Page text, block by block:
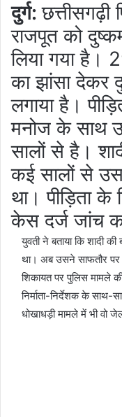
दुर्ग:
राजपूत को
लिया गया है।
का झांसा देकर
लगाया है।
मनोज के साथ
सालों से है।
कई सालों से
था। पीड़िता
केस दर्ज जांच
युवती ने बताया कि शादी
था। अब उसने साफतौर पर
शिकायत पर पुलिस मामले
निर्माता-निर्देशक के
धोखाधड़ी मामले में भी वो